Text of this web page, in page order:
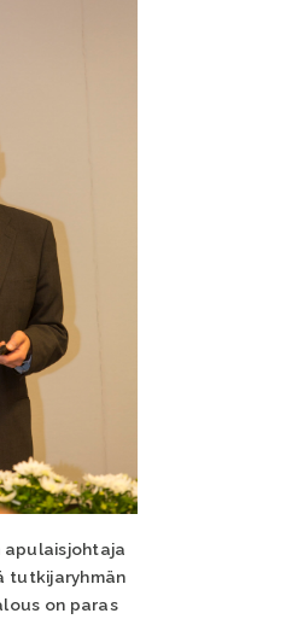
apulaisjohtaja
tutkijaryhmän
on paras